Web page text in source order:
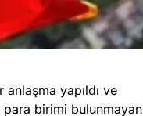
yapıldı ve
birimi bulunmayan